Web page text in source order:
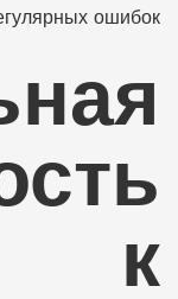
ошибок.
к